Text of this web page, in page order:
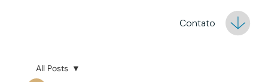
Contato
All Posts